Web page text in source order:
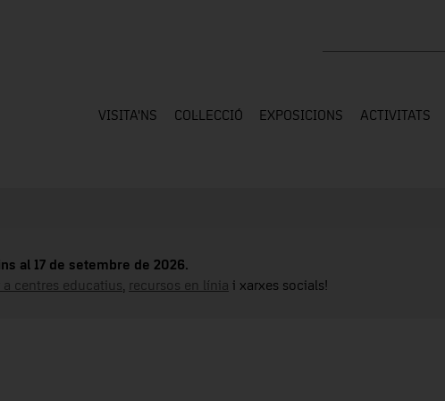
VISITA'NS COL·LECCIÓ EXPOSICIONS ACTIVITATS
al 17 de setembre de 2026.
centres educatius recursos en línia i xarxes socials!